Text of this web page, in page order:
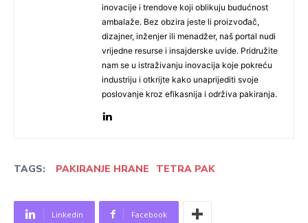
inovacije i trendove koji oblikuju budućnost
ambalaže. Bez obzira jeste li proizvođač,
dizajner, inženjer ili menadžer, naš portal nudi
vrijedne resurse i insajderske uvide. Pridružite
nam se u istraživanju inovacija koje pokreću
industriju i otkrijte kako unaprijediti svoje
poslovanje kroz efikasnija i održiva pakiranja.
TAGS: PAKIRANJE HRANE TETRA PAK
Linkedin Facebook